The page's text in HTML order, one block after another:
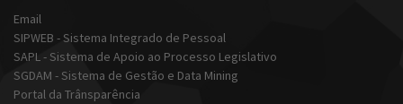
Email
SIPWEB - Sistema Integrado de Pessoal
SAPL - Sistema de Apoio ao Processo Legislativo
SGDAM - Sistema de Gestão e Data Mining
Portal da Trânsparência